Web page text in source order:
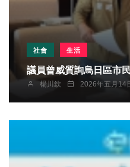
社會 生活
議員曾威質詢烏日區市
楊川欽 2026年五月14